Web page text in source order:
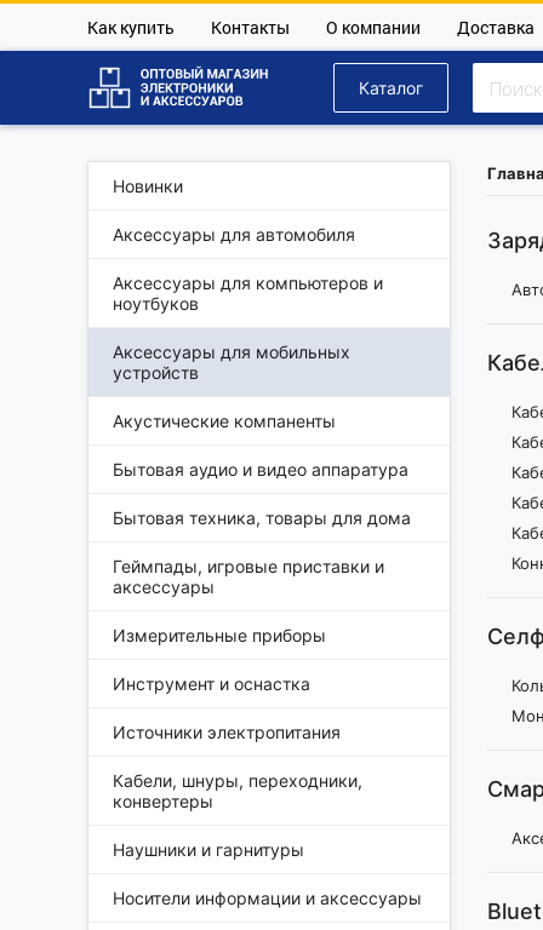
Как купить Контакты О компании Доставка
Каталог
Новинки
Аксессуары для автомобиля
Аксессуары для компьютеров и
ноутбуков
Аксессуары для мобильных
устройств
Акустические компаненты
Бытовая аудио и видео аппаратура
Бытовая техника, товары для дома
Геймпады, игровые приставки и
аксессуары
Измерительные приборы
Инструмент и оснастка
Источники электропитания
Кабели, шнуры, переходники,
конвертеры
Наушники и гарнитуры
Носители информации и аксессуары